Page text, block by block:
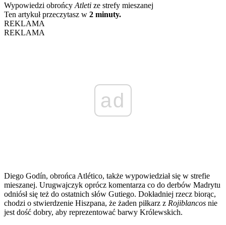
Wypowiedzi obrońcy Atleti ze strefy mieszanej
Ten artykuł przeczytasz w 2 minuty.
REKLAMA
REKLAMA
ad
Diego Godín, obrońca Atlético, także wypowiedział się w strefie
mieszanej. Urugwajczyk oprócz komentarza co do derbów Madrytu
odniósł się też do ostatnich słów Gutiego. Dokładniej rzecz biorąc,
chodzi o stwierdzenie Hiszpana, że żaden piłkarz z Rojiblancos nie
jest dość dobry, aby reprezentować barwy Królewskich.